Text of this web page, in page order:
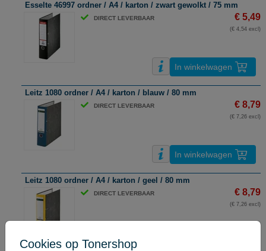
Esselte 46997 ordner / A4 / karton / zwart gewolkt / 75 mm
DIRECT LEVERBAAR € 5,49
(€ 4,54 excl)
In winkelwagen
Leitz 1080 ordner / A4 / karton / blauw / 80 mm
DIRECT LEVERBAAR € 8,79
(€ 7,26 excl)
In winkelwagen
Leitz 1080 ordner / A4 / karton / geel / 80 mm
DIRECT LEVERBAAR € 8,79
(€ 7,26 excl)
Cookies op Tonershop